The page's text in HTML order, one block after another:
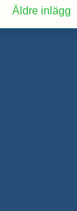
Äldre inlägg